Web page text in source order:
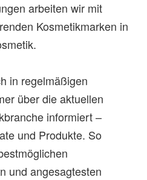
arbeiten wir mit
Kosmetikmarken in
in regelmäßigen
über die aktuellen
informiert –
und Produkte. So
und angesagtesten